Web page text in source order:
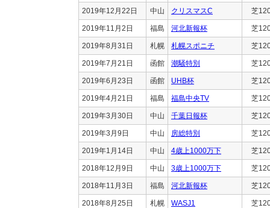
2019年12月22日 中山 クリスマスC 芝
2019年11月2日 福島 河北新報杯 芝
2019年8月31日 札幌 札幌スポニチ 芝
2019年7月21日 函館 潮騒特別 芝
2019年6月23日 函館 UHB杯 芝
2019年4月21日 福島 福島中央TV 芝
2019年3月30日 中山 千葉日報杯 芝
2019年3月9日 中山 房総特別 芝
2019年1月14日 中山 4歳上1000万下 芝
2018年12月9日 中山 3歳上1000万下 芝
2018年11月3日 福島 河北新報杯 芝
2018年8月25日 札幌 WASJ1 芝